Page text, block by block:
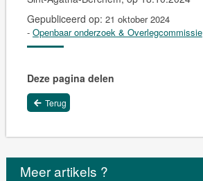
Gepubliceerd op: 21 oktober 2024
- Openbaar onderzoek & Overlegcommissie
Deze pagina delen
Terug
Meer artikels ?